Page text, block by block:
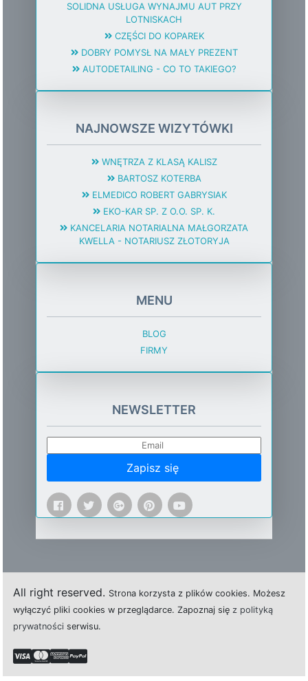
SOLIDNA USŁUGA WYNAJMU AUT PRZY
LOTNISKACH
CZĘŚCI DO KOPAREK
DOBRY POMYSŁ NA MAŁY PREZENT
AUTODETAILING - CO TO TAKIEGO?
NAJNOWSZE WIZYTÓWKI
WNĘTRZA Z KLASĄ KALISZ
BARTOSZ KOTERBA
ELMEDICO ROBERT GABRYSIAK
EKO-KAR SP. Z O.O. SP. K.
KANCELARIA NOTARIALNA MAŁGORZATA
KWELLA - NOTARIUSZ ZŁOTORYJA
MENU
BLOG
FIRMY
NEWSLETTER
Zapisz się
All right reserved. Strona korzysta z plików cookies. Możesz
wyłączyć pliki cookies w przeglądarce. Zapoznaj się z polityką
prywatności serwisu.